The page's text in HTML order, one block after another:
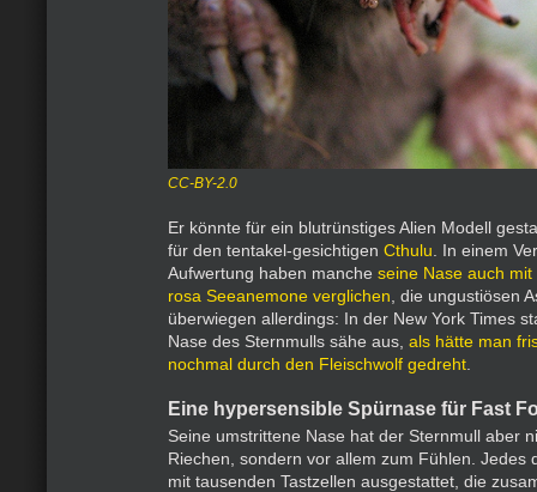
CC-BY-2.0
Er könnte für ein blutrünstiges Alien Modell
für den tentakel-gesichtigen Cthulu . In einem
Aufwertung haben manche seine Nase auch
rosa Seeanemone verglichen , die ungustiösen
überwiegen allerdings: In der New York Times
Nase des Sternmulls sähe aus, als hätte man
nochmal durch den Fleischwolf gedreht
Eine hypersensible Spürnase für Fast
Seine umstrittene Nase hat der Sternmull aber
Riechen, sondern vor allem zum Fühlen. Jedes
mit tausenden Tastzellen ausgestattet, die